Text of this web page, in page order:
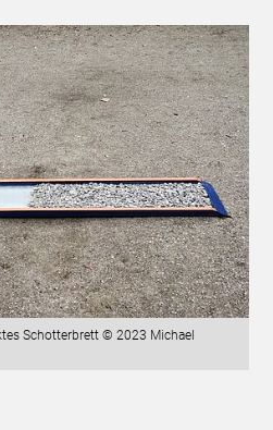
Schotterbrett © 2023 Michael